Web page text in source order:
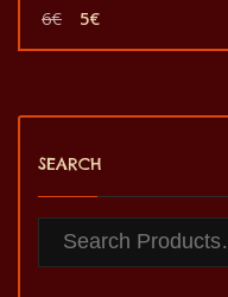
zylanicum’i lehed)
valmistatud võimas tee
tugevdamiseks. See on
tervislik toode, mis on
6€ Algne
oli:
5€Praegune
on:
SEARCH